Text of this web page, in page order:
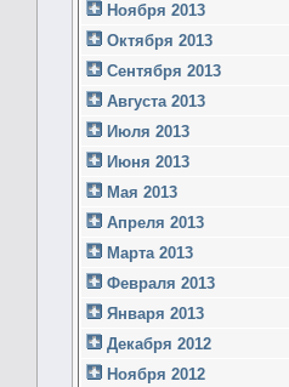
Ноября 2013
Октября 2013
Сентября 2013
Августа 2013
Июля 2013
Июня 2013
Мая 2013
Апреля 2013
Марта 2013
Февраля 2013
Января 2013
Декабря 2012
Ноября 2012